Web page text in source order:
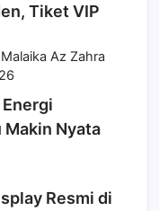
Tiket VIP
Az Zahra
Makin Nyata
Resmi di